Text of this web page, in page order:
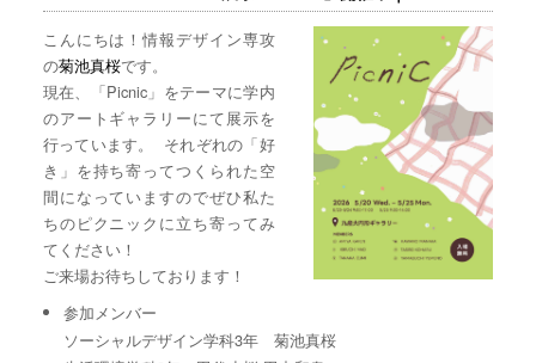
こんにちは！情報デザイン専攻
の菊池真桜です。
現在、「Picnic」をテーマに学内
のアートギャラリーにて展示を
行っています。 それぞれの「好
き」を持ち寄ってつくられた空
間になっていますのでぜひ私た
ちのピクニックに立ち寄ってみ
てください！
ご来場お待ちしております！
参加メンバー
ソーシャルデザイン学科3年 菊池真桜